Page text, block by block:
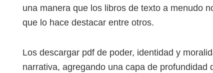
una manera que los libros de texto a menudo
que lo hace destacar entre otros.
Los descargar pdf de poder, identidad y
narrativa, agregando una capa de